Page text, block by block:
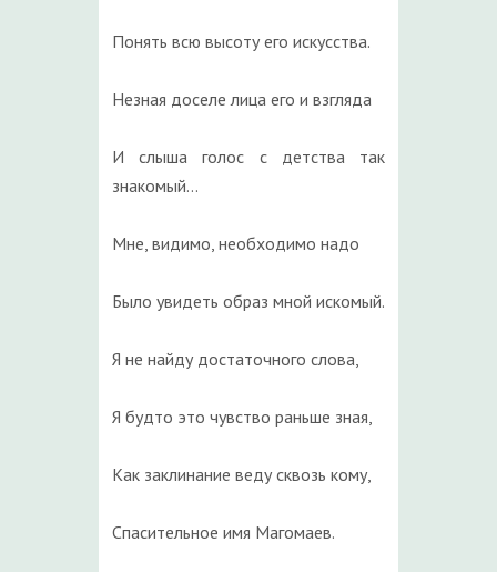
Понять всю высоту его искусства.
Незная доселе лица его и взгляда
И слыша голос с детства так
знакомый…
Мне, видимо, необходимо надо
Было увидеть образ мной искомый.
Я не найду достаточного слова,
Я будто это чувство раньше зная,
Как заклинание веду сквозь кому,
Спасительное имя Магомаев.